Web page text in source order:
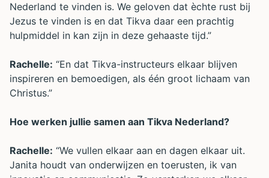
Nederland te vinden is. We geloven dat èchte rust bij
Jezus te vinden is en dat Tikva daar een prachtig
hulpmiddel in kan zijn in deze gehaaste tijd.”
Rachelle: “En dat Tikva-instructeurs elkaar blijven
inspireren en bemoedigen, als één groot lichaam van
Christus.”
Hoe werken jullie samen aan Tikva Nederland?
Rachelle: “We vullen elkaar aan en dagen elkaar uit.
Janita houdt van onderwijzen en toerusten, ik van